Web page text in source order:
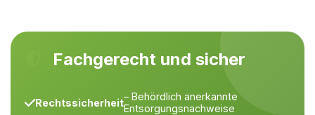
Fachgerecht und sicher
Rechtssicherheit– Behördlich anerkannte
Entsorgungsnachweise